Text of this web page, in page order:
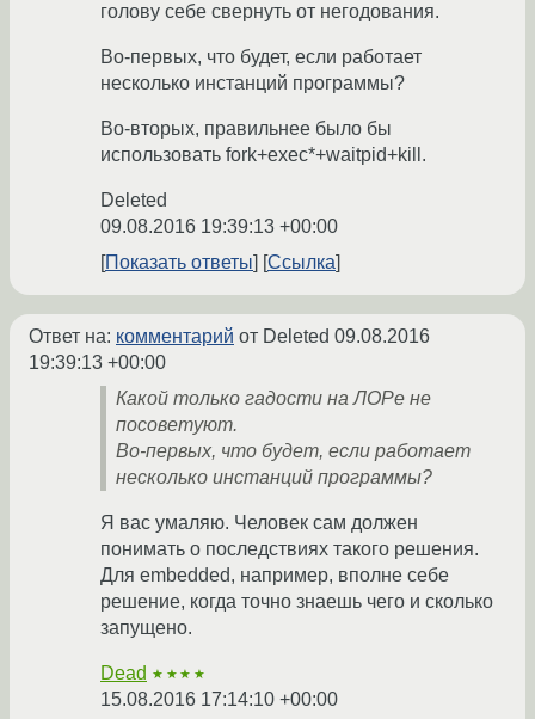
голову себе свернуть от негодования.
Во-первых, что будет, если работает
несколько инстанций программы?
Во-вторых, правильнее было бы
использовать fork+exec*+waitpid+kill.
Deleted
09.08.2016 19:39:13 +00:00
Показать ответы
Ссылка
Ответ на: комментарий от Deleted 09.08.2016
19:39:13 +00:00
Какой только гадости на ЛОРе не
посоветуют.
Во-первых, что будет, если работает
несколько инстанций программы?
Я вас умаляю. Человек сам должен
понимать о последствиях такого решения.
Для embedded, например, вполне себе
решение, когда точно знаешь чего и сколько
запущено.
Dead ★★★★
15.08.2016 17:14:10 +00:00